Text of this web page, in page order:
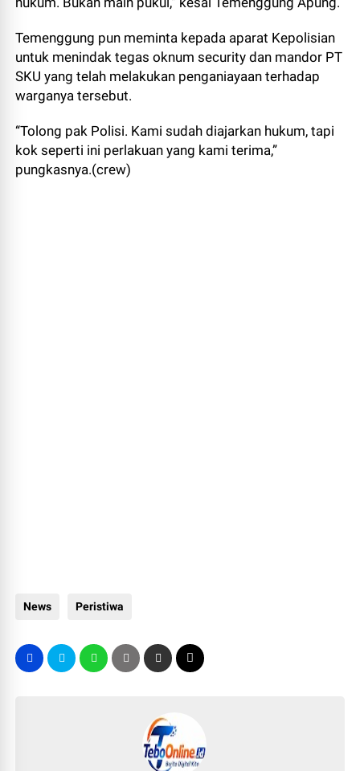
Temenggung pun meminta kepada aparat Kepolisian
untuk menindak tegas oknum security dan mandor PT
SKU yang telah melakukan penganiayaan terhadap
warganya tersebut.
“Tolong pak Polisi. Kami sudah diajarkan hukum, tapi
kok seperti ini perlakuan yang kami terima,”
pungkasnya.(crew)
News Peristiwa